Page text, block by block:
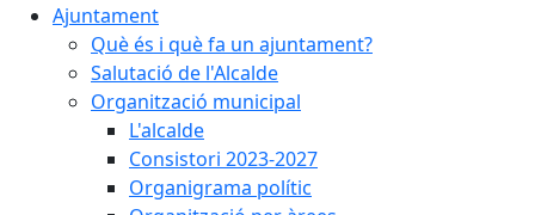
Ajuntament
Què és i què fa un ajuntament?
Salutació de l'Alcalde
Organització municipal
L'alcalde
Consistori 2023-2027
Organigrama polític